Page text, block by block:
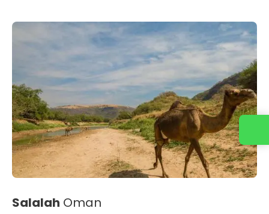
Salalah Oman
Kontaktirajte nas